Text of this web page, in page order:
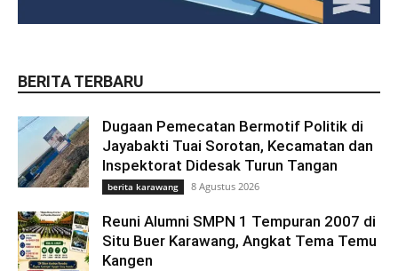
BERITA TERBARU
Dugaan Pemecatan Bermotif Politik di
Jayabakti Tuai Sorotan, Kecamatan dan
Inspektorat Didesak Turun Tangan
berita karawang 8 Agustus 2026
Reuni Alumni SMPN 1 Tempuran 2007 di
Situ Buer Karawang, Angkat Tema Temu
Kangen